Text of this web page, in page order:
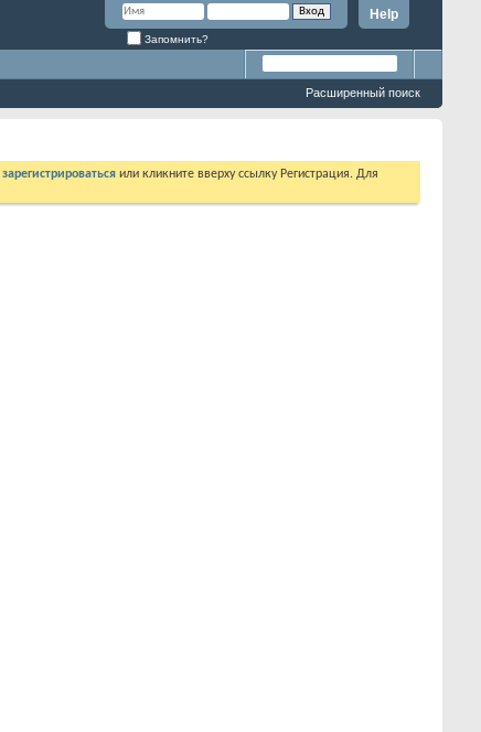
Help
Запомнить?
Расширенный поиск
зарегистрироваться или кликните вверху ссылку Регистрация. Для